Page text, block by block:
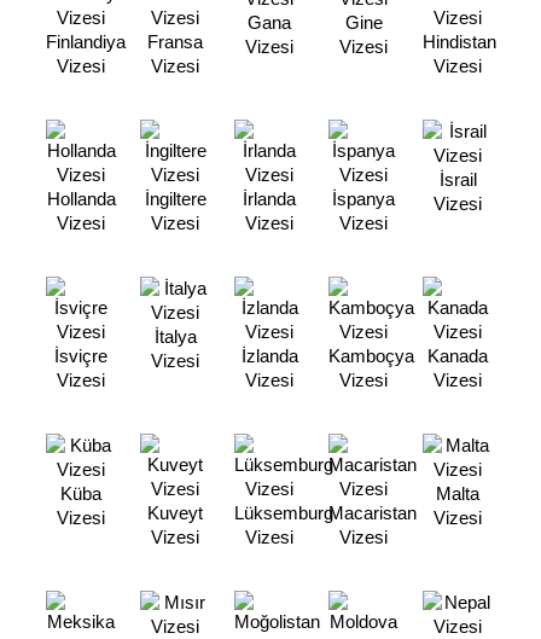
Finlandiya
Vizesi
Fransa
Vizesi
Gana
Vizesi
Gine
Vizesi
Hindistan
Vizesi
Hollanda
Vizesi
İngiltere
Vizesi
İrlanda
Vizesi
İspanya
Vizesi
İsrail
Vizesi
İsviçre
Vizesi
İtalya
Vizesi
İzlanda
Vizesi
Kamboçya
Vizesi
Kanada
Vizesi
Küba
Vizesi
Kuveyt
Vizesi
Lüksemburg
Vizesi
Macaristan
Vizesi
Malta
Vizesi